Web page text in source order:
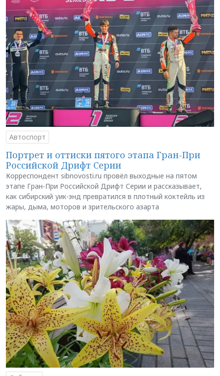
Автоспорт
Портрет и оттиски пятого этапа Гран-При
Российской Дрифт Серии
Корреспондент sibnovosti.ru провёл выходные на пятом
этапе Гран-При Российской Дрифт Серии и рассказывает,
как сибирский уик-энд превратился в плотный коктейль из
жары, дыма, моторов и зрительского азарта